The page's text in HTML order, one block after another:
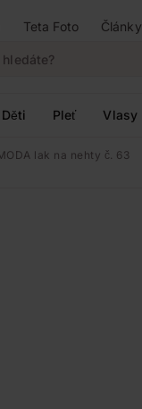
Teta Foto Články
Děti Pleť Vlasy
lak na nehty č. 63